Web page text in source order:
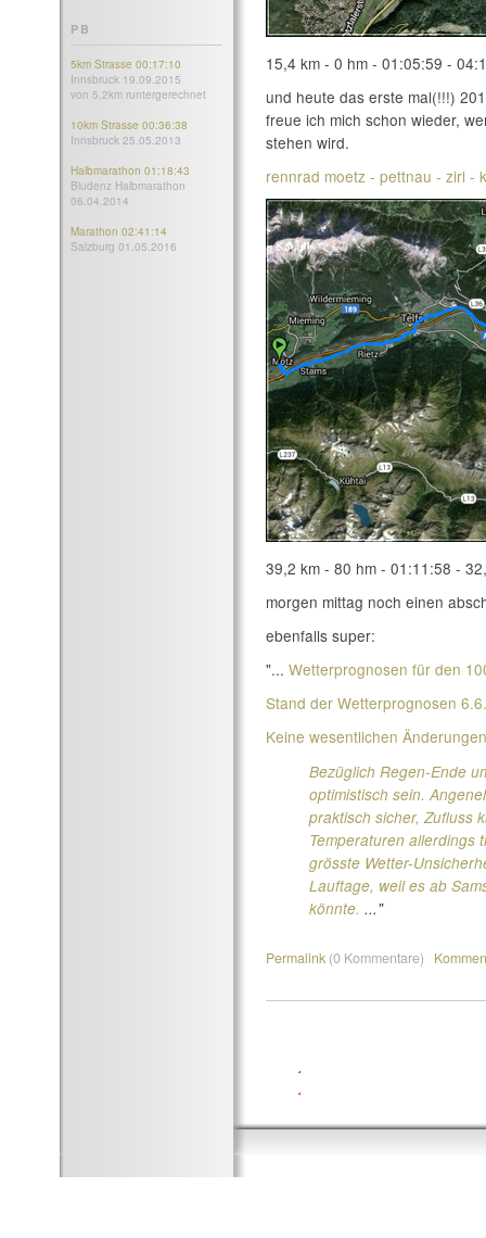
PB
5km Strasse 00:17:10
Innsbruck 19.09.2015
von 5,2km runtergerechnet
10km Strasse 00:36:38
Innsbruck 25.05.2013
Halbmarathon 01:18:43
Bludenz Halbmarathon
06.04.2014
Marathon 02:41:14
Salzburg 01.05.2016
15,4 km - 0 hm - 01:05:59 -
und heute das erste mal(!!!)
freue ich mich schon wieder,
stehen wird.
rennrad moetz - pettnau - zirl -
39,2 km - 80 hm - 01:11:58 -
morgen mittag noch einen
ebenfalls super:
"... Wetterprognosen für den
Stand der Wetterprognosen
Keine wesentlichen
Bezüglich Regen-Ende
optimistisch sein.
praktisch sicher, Zufluss
Temperaturen allerdings
grösste Wetter-
Lauftage, weil es ab
könnte. ..."
Permalink (0 Kommentare)